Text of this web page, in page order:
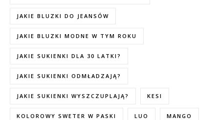
JAKIE BLUZKI DO JEANSÓW
JAKIE BLUZKI MODNE W TYM ROKU
JAKIE SUKIENKI DLA 30 LATKI?
JAKIE SUKIENKI ODMŁADZAJĄ?
JAKIE SUKIENKI WYSZCZUPLAJĄ? KESI
KOLOROWY SWETER W PASKI LUO MANGO